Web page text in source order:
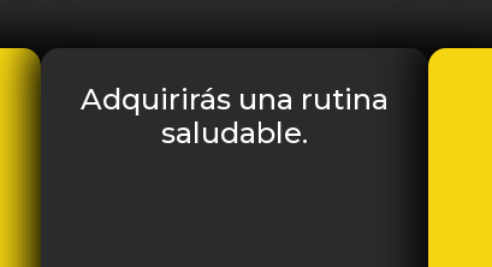
Adquirirás una rutina
saludable.